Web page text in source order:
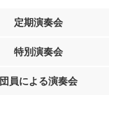
定期演奏会
特別演奏会
団員による演奏会